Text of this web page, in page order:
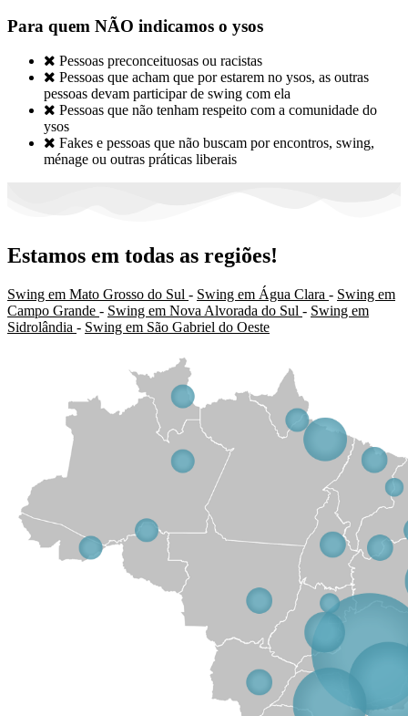
Para quem NÃO indicamos o ysos
 Pessoas preconceituosas ou racistas
 Pessoas que acham que por estarem no ysos, as outras
pessoas devam participar de swing com ela
 Pessoas que não tenham respeito com a comunidade do
ysos
 Fakes e pessoas que não buscam por encontros, swing,
ménage ou outras práticas liberais
Estamos em todas as regiões!
Swing em Mato Grosso do Sul - Swing em Água Clara - Swing em
Campo Grande - Swing em Nova Alvorada do Sul - Swing em
Sidrolândia - Swing em São Gabriel do Oeste